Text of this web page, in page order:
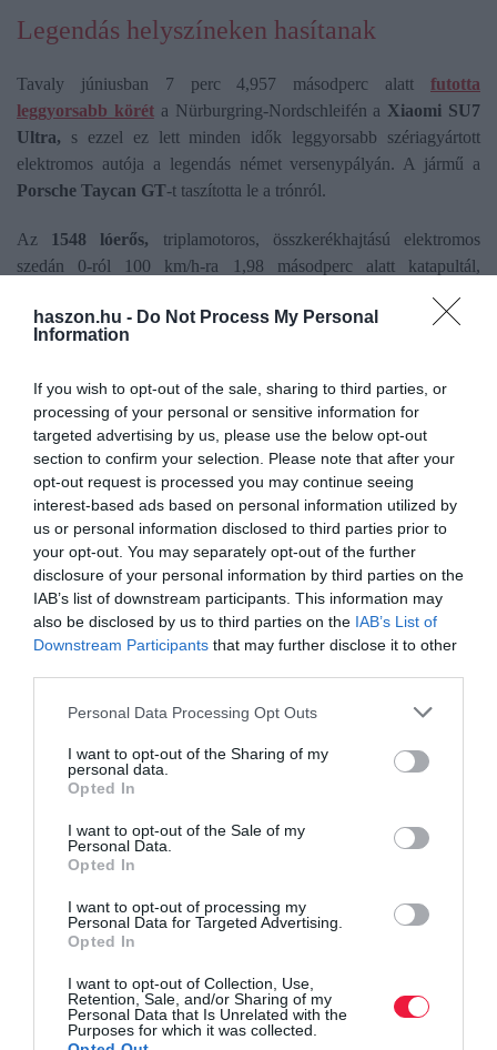
haszon.hu - Do Not Process My Personal
Information
If you wish to opt-out of the sale, sharing to third parties, or
processing of your personal or sensitive information for
targeted advertising by us, please use the below opt-out
section to confirm your selection. Please note that after your
opt-out request is processed you may continue seeing
interest-based ads based on personal information utilized by
us or personal information disclosed to third parties prior to
your opt-out. You may separately opt-out of the further
disclosure of your personal information by third parties on the
IAB’s list of downstream participants. This information may
also be disclosed by us to third parties on the IAB’s List of
Downstream Participants that may further disclose it to other
Please note that this website/app uses one or more Google
not limited to your visit or usage behaviour. You may click to
grant or deny consent to Google and its third-party tags to
use your data for below specified purposes in below Google
consent section.
Personal Data Processing Opt Outs
I want to opt-out of the Sharing of my
personal data.
Opted In
I want to opt-out of the Sale of my
Personal Data.
Opted In
I want to opt-out of processing my
Personal Data for Targeted Advertising.
Opted In
I want to opt-out of Collection, Use,
Retention, Sale, and/or Sharing of my
Personal Data that Is Unrelated with the
Purposes for which it was collected.
Legendás helyszíneken hasítanak
Tavaly júniusban 7 perc 4,957 másodperc alatt futotta
leggyorsabb köréta Nürburgring-Nordschleifén a Xiaomi SU7
Ultra, s ezzel ez lett minden idők leggyorsabb szériagyártott
elektromos autója a legendás német versenypályán. A jármű a
Porsche Taycan GT-t taszította le a trónról.
Az 1548 lóerős, triplamotoros, összkerékhajtású elektromos
szedán 0-ról 100 km/h-ra 1,98 másodperc alatt katapultál,
az 1108 lóerős Porsche Taycan Turbo GT-t (7:07.55) és az 1020
lóerős Tesla Model S Plaidet (7:35.579) hagyta le a rangsorban.
Persze van még hova fejlődni, ha a csapat a belső égésű motoros
autókat is ellenfelének tekinti: a Nürburgringen ugyanis jelenleg a
Mercedes-AMG One tartja az abszolút rekordot a szériagyártott
modellek kategóriájában 6 perc 29,090-es köridővel.
Olvasd el ezt is!
Látványos Tesla - Xiaomi gyorsulási verseny, itt a
győztes
Ez a 10 legkapósabb használt e-autó - átlagárakkal
új autó